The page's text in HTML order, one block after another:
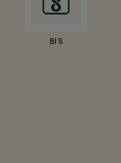
BIS